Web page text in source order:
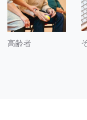
高齢者